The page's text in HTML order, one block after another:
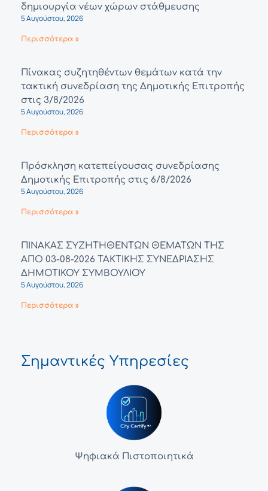
δημιουργία νέων χώρων στάθμευσης
5 Αυγούστου, 2026
Περισσότερα »
Πίνακας συζητηθέντων θεμάτων κατά την
τακτική συνεδρίαση της Δημοτικής Επιτροπής
στις 3/8/2026
5 Αυγούστου, 2026
Περισσότερα »
Πρόσκληση κατεπείγουσας συνεδρίασης
Δημοτικής Επιτροπής στις 6/8/2026
5 Αυγούστου, 2026
Περισσότερα »
ΠΙΝΑΚΑΣ ΣΥΖΗΤΗΘΕΝΤΩΝ ΘΕΜΑΤΩΝ ΤΗΣ
ΑΠΟ 03-08-2026 ΤΑΚΤΙΚΗΣ ΣΥΝΕΔΡΙΑΣΗΣ
ΔΗΜΟΤΙΚΟΥ ΣΥΜΒΟΥΛΙΟΥ
5 Αυγούστου, 2026
Περισσότερα »
Σημαντικές Υπηρεσίες
Ψηφιακά Πιστοποιητικά